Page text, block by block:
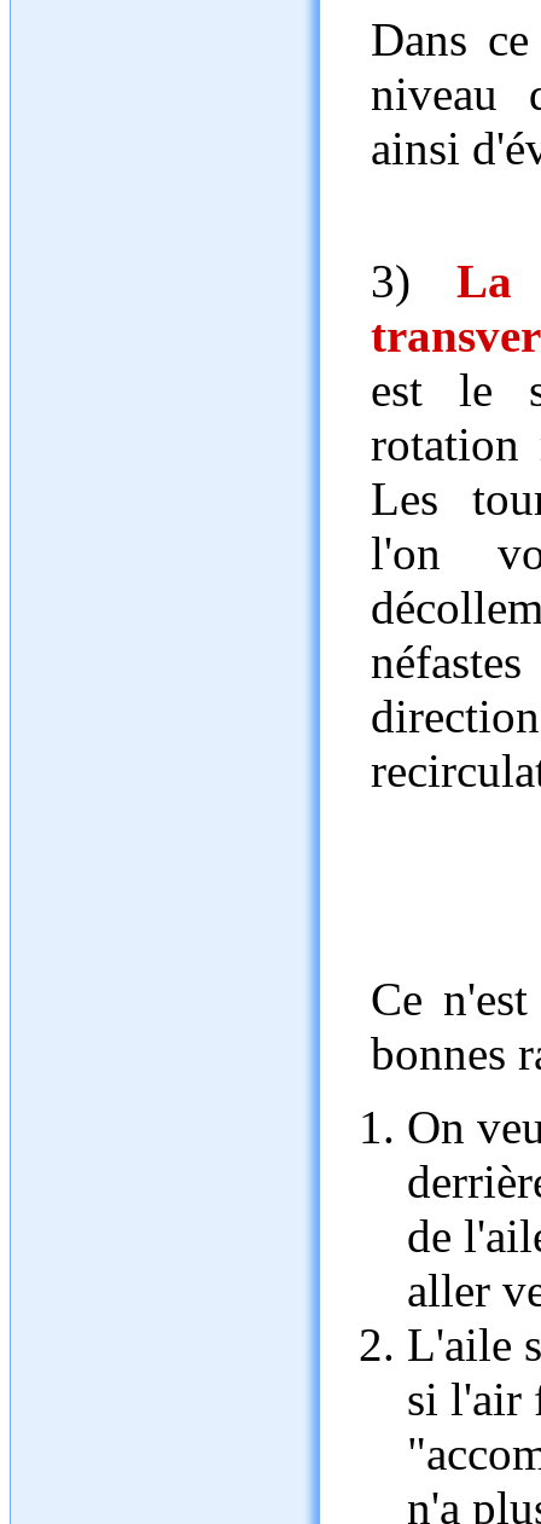
Dans
niveau
ainsi
3) La
est le
rotation
Les
l'on
Ce
bonnes
On
de
aller
L'aile
si l'air
n'a